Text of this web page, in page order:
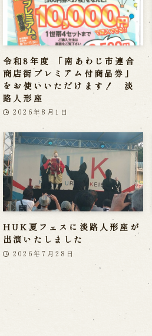
令和8年度 「南あわじ市連合
商店街プレミアム付商品券」
をお使いいただけます！ 淡
路人形座
2026年8月1日
HUK夏フェスに淡路人形座が
出演いたしました
2026年7月28日